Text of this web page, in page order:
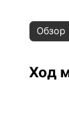
Обзор
Ход